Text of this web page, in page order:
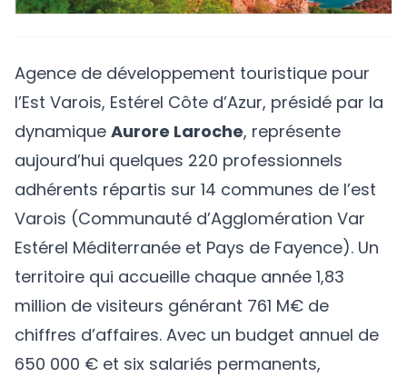
Agence de développement touristique pour
l’Est Varois, Estérel Côte d’Azur, présidé par la
dynamique Aurore Laroche, représente
aujourd’hui quelques 220 professionnels
adhérents répartis sur 14 communes de l’est
Varois (Communauté d’Agglomération Var
Estérel Méditerranée et Pays de Fayence). Un
territoire qui accueille chaque année 1,83
million de visiteurs générant 761 M€ de
chiffres d’affaires. Avec un budget annuel de
650 000 € et six salariés permanents,